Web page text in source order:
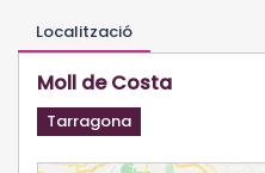
Localització
Moll de Costa
Tarragona